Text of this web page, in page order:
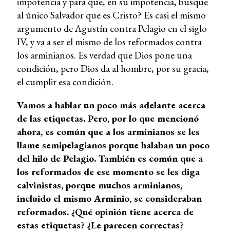
al único Salvador que es Cristo? Es casi el mismo
argumento de Agustín contra Pelagio en el siglo
IV, y va a ser el mismo de los reformados contra
los arminianos. Es verdad que Dios pone una
condición, pero Dios da al hombre, por su gracia,
el cumplir esa condición.
Vamos a hablar un poco más adelante acerca
de las etiquetas. Pero, por lo que mencionó
ahora, es común que a los arminianos se les
llame semipelagianos porque halaban un poco
del hilo de Pelagio. También es común que a
los reformados de ese momento se les diga
calvinistas, porque muchos arminianos,
incluido el mismo Arminio, se consideraban
reformados. ¿Qué opinión tiene acerca de
estas etiquetas? ¿Le parecen correctas?